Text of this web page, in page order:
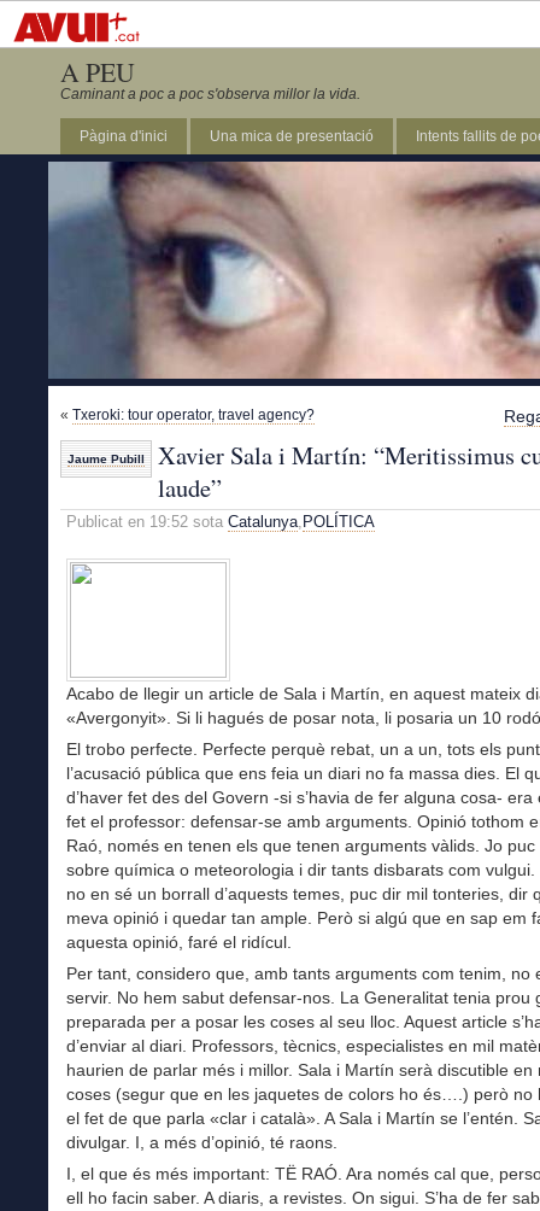
A PEU
Caminant a poc a poc s'observa millor la vida.
Pàgina d'inici Una mica de presentació Intents fallits de
« Txeroki: tour operator, travel agency?
Jaume Pubill
Xavier Sala i Martín: “Meritissimus
laude”
Publicat en 19:52 sota Catalunya, POLÍTICA
Acabo de llegir un article de Sala i Martín, en aquest mateix
«Avergonyit». Si li hagués de posar nota, li posaria un 10
El trobo perfecte. Perfecte perquè rebat, un a un, tots els
l’acusació pública que ens feia un diari no fa massa dies. El
d’haver fet des del Govern -si s’havia de fer alguna cosa- era
fet el professor: defensar-se amb arguments. Opinió tothom
Raó, només en tenen els que tenen arguments vàlids. Jo puc
sobre química o meteorologia i dir tants disbarats com vulgui.
no en sé un borrall d’aquests temes, puc dir mil tonteries, dir
meva opinió i quedar tan ample. Però si algú que en sap em
aquesta opinió, faré el ridícul.
Per tant, considero que, amb tants arguments com tenim, no
servir. No hem sabut defensar-nos. La Generalitat tenia prou
preparada per a posar les coses al seu lloc. Aquest article
d’enviar al diari. Professors, tècnics, especialistes en mil
haurien de parlar més i millor. Sala i Martín serà discutible en
coses (segur que en les jaquetes de colors ho és….) però no
el fet de que parla «clar i català». A Sala i Martín se l’entén.
divulgar. I, a més d’opinió, té raons.
I, el que és més important: TË RAÓ. Ara només cal que,
ell ho facin saber. A diaris, a revistes. On sigui. S’ha de fer